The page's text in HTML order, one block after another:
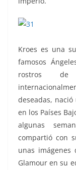
Kroes es una
famosos
rostros de
deseadas,
en los Países
algunas
compartió con
unas
Glamour en su